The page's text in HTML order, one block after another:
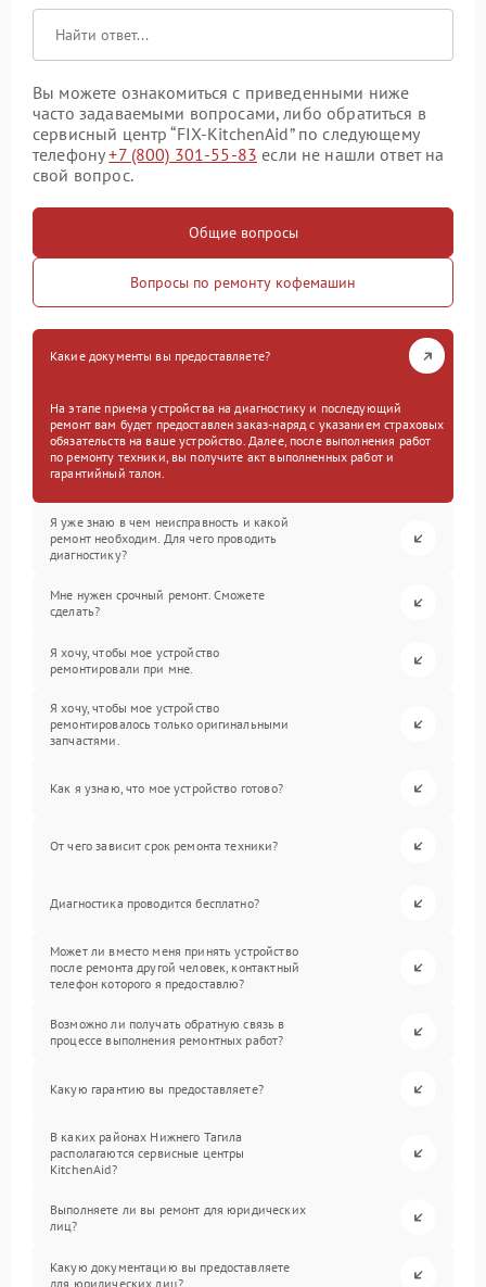
Вы можете ознакомиться с приведенными ниже
часто задаваемыми вопросами, либо обратиться в
сервисный центр “FIX-KitchenAid” по следующему
телефону+7 (800) 301-55-83 если не нашли ответ на
свой вопрос.
Общие вопросы
Вопросы по ремонту кофемашин
Какие документы вы предоставляете?
На этапе приема устройства на диагностику и последующий
ремонт вам будет предоставлен заказ-наряд с указанием страховых
обязательств на ваше устройство. Далее, после выполнения работ
по ремонту техники, вы получите акт выполненных работ и
гарантийный талон.
Я уже знаю в чем неисправность и какой
ремонт необходим. Для чего проводить
диагностику?
Мне нужен срочный ремонт. Сможете
сделать?
Я хочу, чтобы мое устройство
ремонтировали при мне.
Я хочу, чтобы мое устройство
ремонтировалось только оригинальными
запчастями.
Как я узнаю, что мое устройство готово?
От чего зависит срок ремонта техники?
Диагностика проводится бесплатно?
Может ли вместо меня принять устройство
после ремонта другой человек, контактный
телефон которого я предоставлю?
Возможно ли получать обратную связь в
процессе выполнения ремонтных работ?
Какую гарантию вы предоставляете?
В каких районах Нижнего Тагила
располагаются сервисные центры
KitchenAid?
Выполняете ли вы ремонт для юридических
лиц?
Какую документацию вы предоставляете
для юридических лиц?